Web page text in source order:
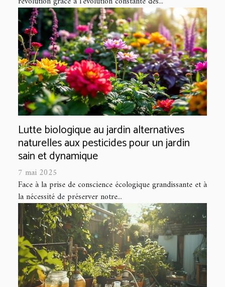
Lutte biologique au jardin alternatives
naturelles aux pesticides pour un jardin
sain et dynamique
7 mai 2025
Face à la prise de conscience écologique grandissante et à
la nécessité de préserver notre...